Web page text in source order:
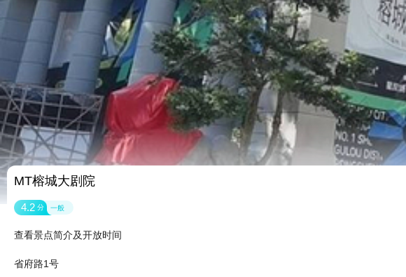
MT榕城大剧院
4.2 分 一般
查看景点简介及开放时间
省府路1号